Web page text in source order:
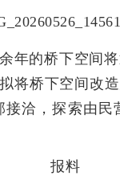
年的桥下空间
将桥下空间改
洽，探索由